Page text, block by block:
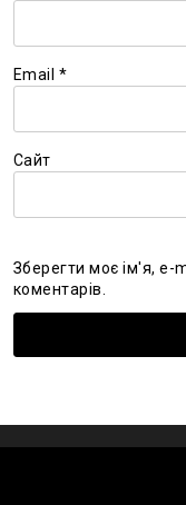
Email *
Сайт
Зберегти моє ім'я, e-
коментарів.